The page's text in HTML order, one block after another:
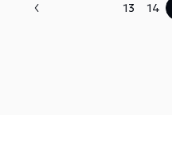
13 14